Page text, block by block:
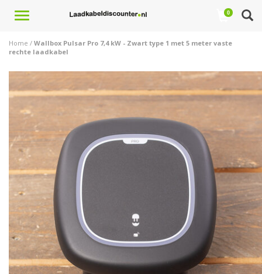
Toggle
0
Home / Wallbox Pulsar Pro 7,4 kW - Zwart type 1 met 5 meter vaste
rechte laadkabel